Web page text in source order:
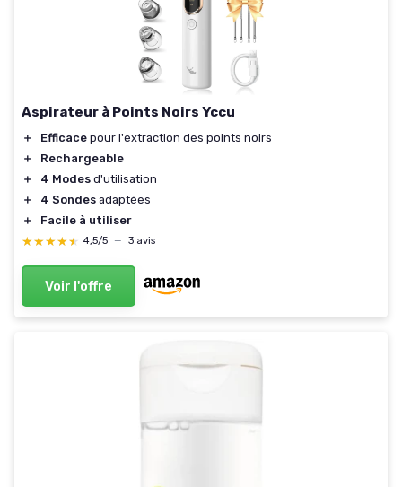
Aspirateur à Points Noirs Yccu
＋ Efficace pour l'extraction des points noirs
＋
Rechargeable
＋
4 Modes d'utilisation
＋
4 Sondes adaptées
＋
Facile à utiliser
★★★★★
★★★★★ 4,5/5 — 3 avis
Voir l'offre